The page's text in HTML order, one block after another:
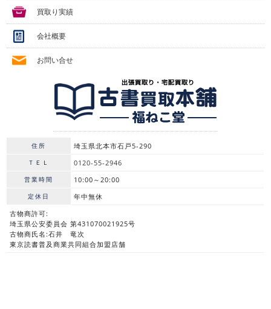
買取り実績
会社概要
お問い合せ
住所 埼玉県北本市石戸5-290
ＴＥＬ 0120-55-2946
営業時間 10:00～20:00
定休日
年中無休
古物商許可:
埼玉県公安委員会 第431070021925号
古物商氏名:石井 竜次
東京読書普及商業共同組合加盟店舗